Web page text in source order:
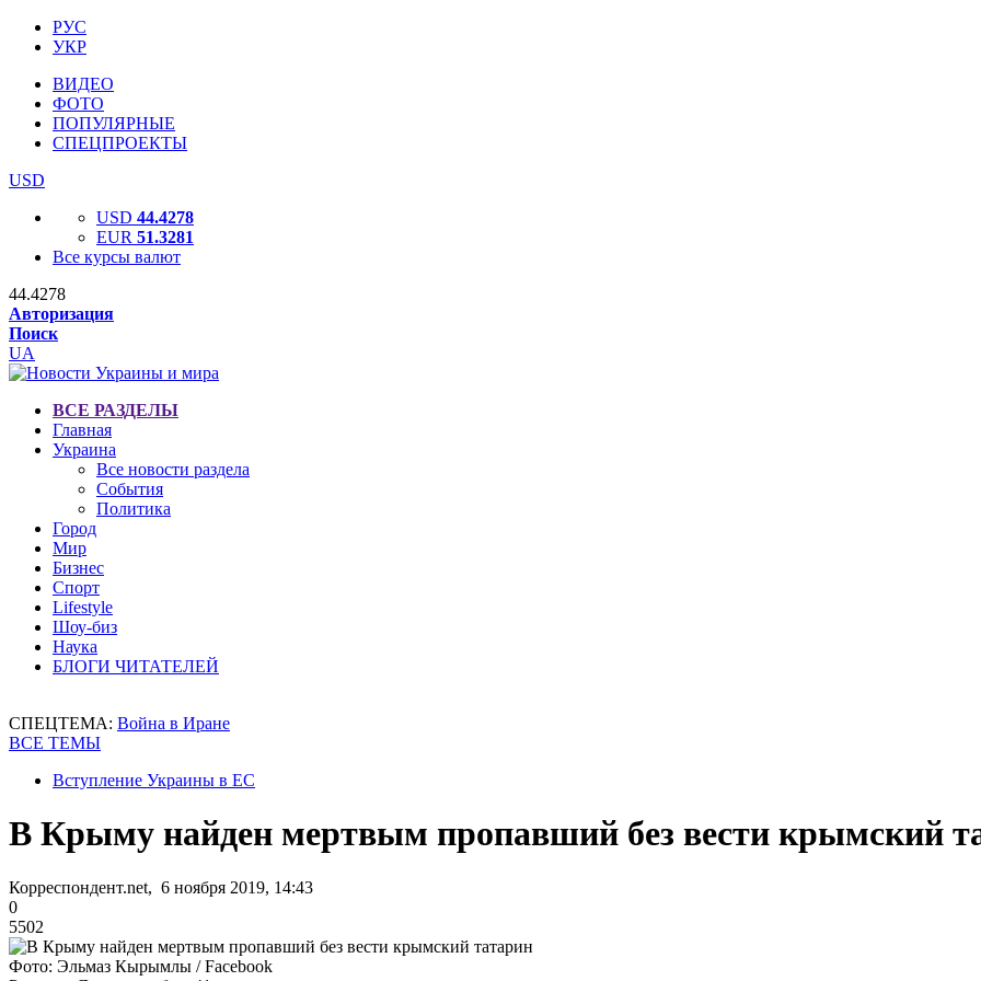
РУС
УКР
ВИДЕО
ФОТО
ПОПУЛЯРНЫЕ
СПЕЦПРОЕКТЫ
USD
USD 44.4278
EUR 51.3281
Все курсы валют
44.4278
Авторизация
Поиск
UA
ВСЕ РАЗДЕЛЫ
Главная
Украина
Все новости раздела
События
Политика
Город
Мир
Бизнес
Спорт
Lifestyle
Шоу-биз
Наука
БЛОГИ ЧИТАТЕЛЕЙ
СПЕЦТЕМА: Война в Иране
ВСЕ ТЕМЫ
Вступление Украины в ЕС
В Крыму найден мертвым пропавший без вести крымский
Корреспондент.net, 6 ноября 2019, 14:43
0
5502
Фото: Эльмаз Кырымлы / Facebook